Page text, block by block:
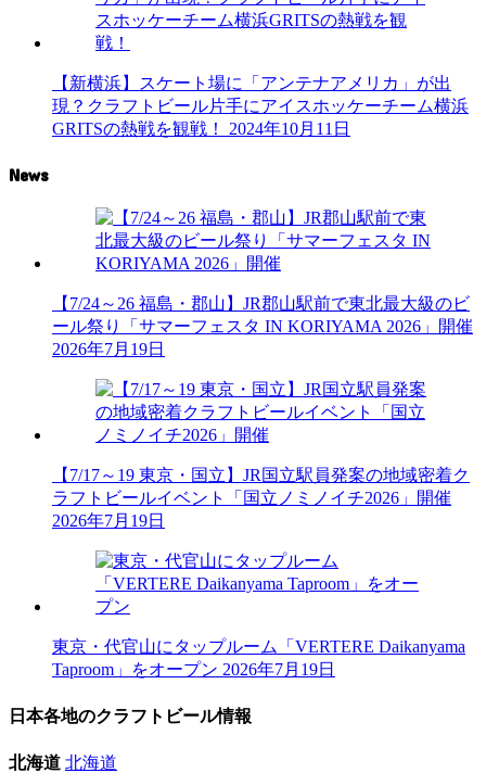
【新横浜】スケート場に「アンテナアメリカ」が出
現？クラフトビール片手にアイスホッケーチーム横浜
GRITSの熱戦を観戦！
2024年10月11日
News
【7/24～26 福島・郡山】JR郡山駅前で東北最大級のビ
ール祭り「サマーフェスタ IN KORIYAMA 2026」開催
2026年7月19日
【7/17～19 東京・国立】JR国立駅員発案の地域密着ク
ラフトビールイベント「国立ノミノイチ2026」開催
2026年7月19日
東京・代官山にタップルーム「VERTERE Daikanyama
Taproom」をオープン 2026年7月19日
日本各地のクラフトビール情報
北海道 北海道